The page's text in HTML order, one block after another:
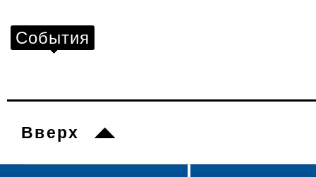
События
Вверх